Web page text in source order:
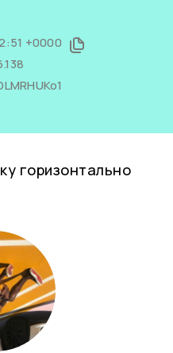
+0000
горизонтально